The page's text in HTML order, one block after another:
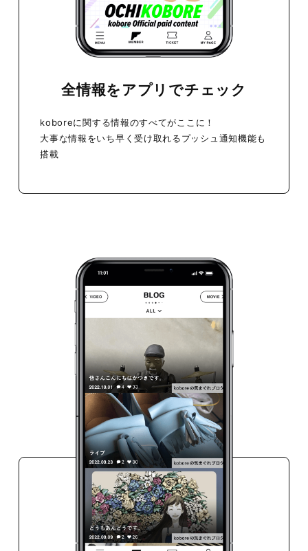
全情報をアプリでチェック
koboreに関する情報のすべてがここに！
大事な情報をいち早く受け取れるプッシュ通知機能も
搭載